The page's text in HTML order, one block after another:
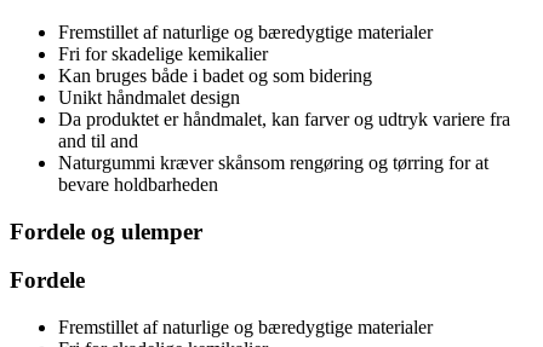
Fremstillet af naturlige og bæredygtige materialer
Fri for skadelige kemikalier
Kan bruges både i badet og som bidering
Unikt håndmalet design
Da produktet er håndmalet, kan farver og udtryk variere fra
and til and
Naturgummi kræver skånsom rengøring og tørring for at
bevare holdbarheden
Fordele og ulemper
Fordele
Fremstillet af naturlige og bæredygtige materialer